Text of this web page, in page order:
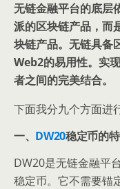
无链金融平台的底层
派的区块链产品，而
块链产品。无链具备
Web2的易用性。实
者之间的完美结合。
下面我分九个方面进
一、 DW20稳定币的特
DW20是无链金融平
稳定币。它不需要锚